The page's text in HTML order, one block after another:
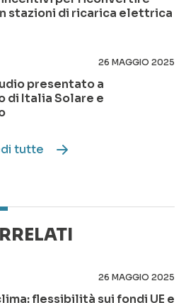
stazioni di ricarica elettrica
26 MAGGIO 2025
presentato a
di Italia Solare e
tutte
26 MAGGIO 2025
flessibilità sui fondi UE e